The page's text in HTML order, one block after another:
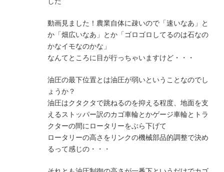
動画見ました！農業自体に疎いので「速いなあ」と
か「畑広いなあ」とか「ゴロゴロしてるのは石なの
かなイモなのかな」
なんてところに目が行っちゃいますけど・・・
油圧の最下位置とは油圧が弱いということなのでし
ょうか？
油圧はクタクタで跳ねるのを抑える程度、地面を支
えるストッパー訳のカゴ車輪とかゲージ車輪とトラ
クターの間にロータリーをぶら下げて
ロータリーの高さをリンクの機械部品的調整で決め
るって感じの・・・